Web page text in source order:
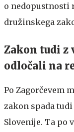
o nedopustnosti
družinskega
Zakon tudi z
odločali na
Po Zagorčevem
zakon spada
Slovenije. Ta po